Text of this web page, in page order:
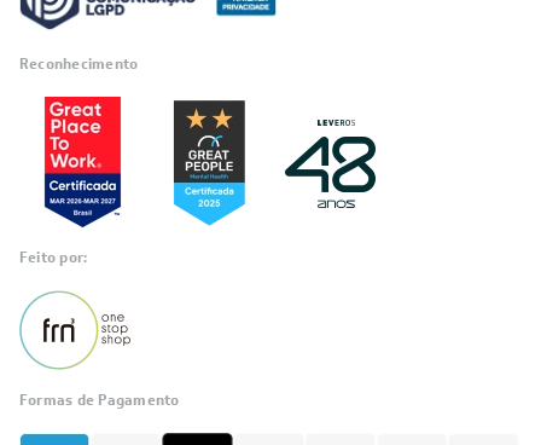
Reconhecimento
Feito por:
Formas de Pagamento